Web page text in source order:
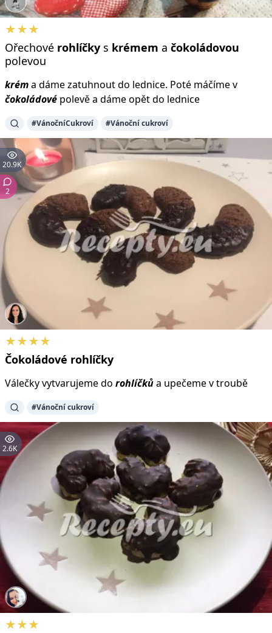
★★★
Ořechové rohlíčky s krémem a čokoládovou
polevou
kréma dáme zatuhnout do lednice. Poté máčíme v
čokoládové polevě a dáme opět do lednice
#VánočníCukroví #Vánoční cukroví
20.9K
2
★★★★
Čokoládové rohlíčky
Válečky vytvarujeme do rohlíčkůa upečeme v troubě
#Vánoční cukroví
2.6K
★★★